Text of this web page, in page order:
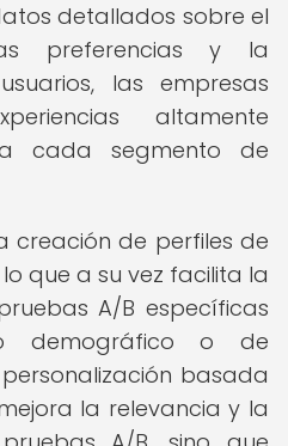
detallados sobre el
preferencias y la
las empresas
altamente
cada segmento de
creación de perfiles de
que a su vez facilita la
A/B específicas
demográfico o de
basada
la relevancia y la